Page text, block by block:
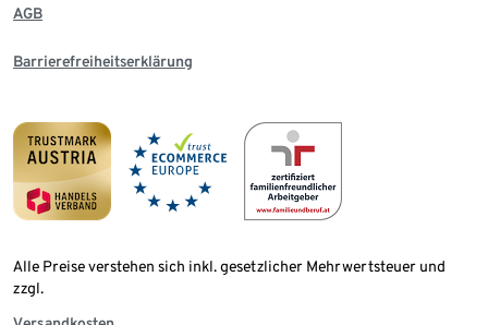
AGB
Barrierefreiheitserklärung
Alle Preise verstehen sich inkl. gesetzlicher Mehrwertsteuer und
zzgl.